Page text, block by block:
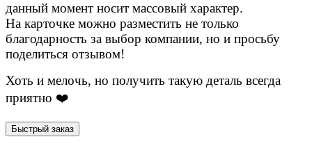
данный момент носит массовый характер.
На карточке можно разместить не только
благодарность за выбор компании, но и просьбу
поделиться отзывом!
Хоть и мелочь, но получить такую деталь всегда
приятно ❤️
Быстрый заказ